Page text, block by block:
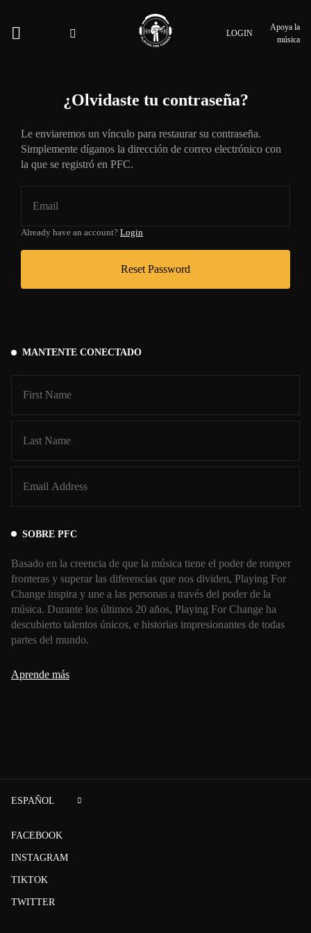
LOGIN
Apoya la
música
¿Olvidaste tu contraseña?
Le enviaremos un vínculo para restaurar su contraseña.
Simplemente díganos la dirección de correo electrónico con
la que se registró en PFC.
Already have an account? Login
Reset Password
MANTENTE CONECTADO
SOBRE PFC
Basado en la creencia de que la música tiene el poder de romper
fronteras y superar las diferencias que nos dividen, Playing For
Change inspira y une a las personas a través del poder de la
música. Durante los últimos 20 años, Playing For Change ha
descubierto talentos únicos, e historias impresionantes de todas
partes del mundo.
Aprende más
FACEBOOK
INSTAGRAM
TIKTOK
TWITTER
ESPAÑOL